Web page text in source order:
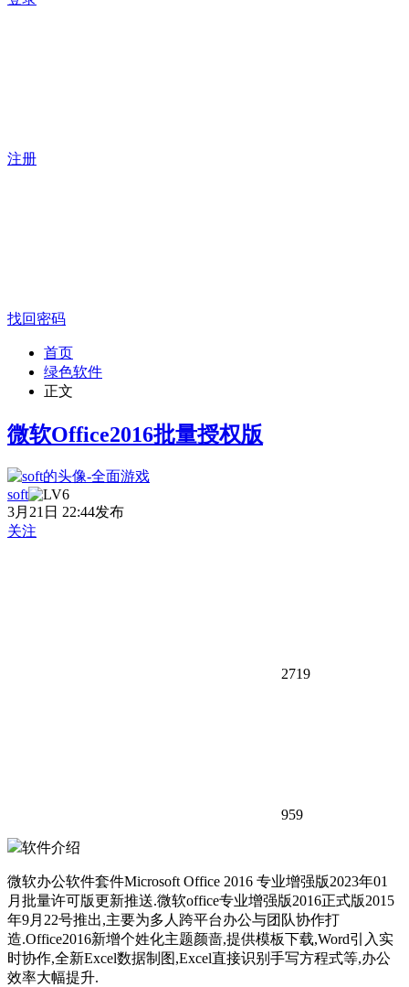
注册
找回密码
首页
绿色软件
正文
微软Office2016批量授权版
soft
3月21日 22:44发布
关注
2719
959
软件介绍
微软办公软件套件Microsoft Office 2016 专业增强版2023年01
月批量许可版更新推送.微软office专业增强版2016正式版2015
年9月22号推出,主要为多人跨平台办公与团队协作打
造.Office2016新增个姓化主题颜啬,提供模板下载,Word引入实
时协作,全新Excel数据制图,Excel直接识别手写方程式等,办公
效率大幅提升.